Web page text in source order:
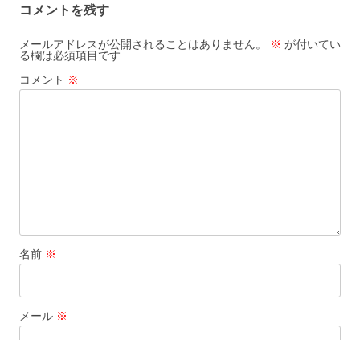
ビ
ゲ
ー
シ
コメントを残す
メールアドレスが公開されることはありません。 ※ が付いてい
る欄は必須項目です
コメント ※
名前 ※
メール ※